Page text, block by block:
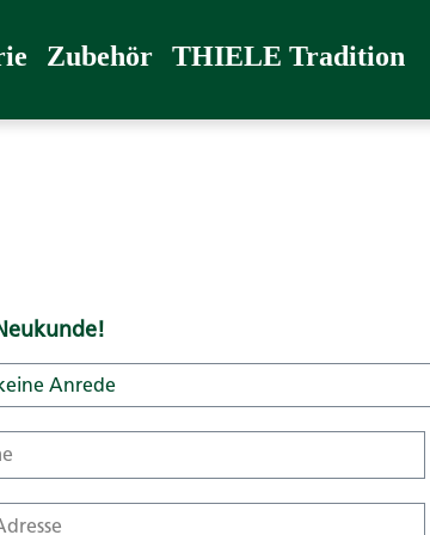
Zubehör THIELE Tradition
Informationen